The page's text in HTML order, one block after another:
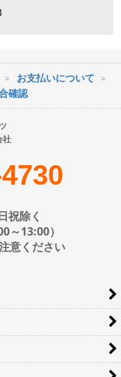
地域があります。
場合もございますので
を使用しております。
れ以前の日時指定をご希
、以下をご確認くださ
は
お支払いについて
確認
社
祝除く
～13:00）
意ください